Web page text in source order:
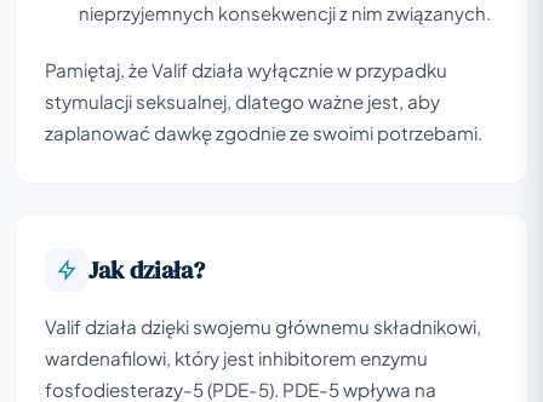
nieprzyjemnych konsekwencji z nim związanych.
Pamiętaj, że Valif działa wyłącznie w przypadku
stymulacji seksualnej, dlatego ważne jest, aby
zaplanować dawkę zgodnie ze swoimi potrzebami.
Jak działa?
Valif działa dzięki swojemu głównemu składnikowi,
wardenafilowi, który jest inhibitorem enzymu
fosfodiesterazy-5 (PDE-5). PDE-5 wpływa na